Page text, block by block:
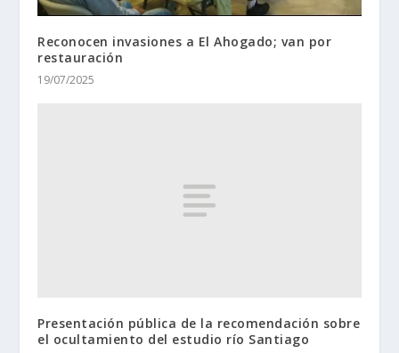
Reconocen invasiones a El Ahogado; van por
restauración
19/07/2025
Presentación pública de la recomendación sobre
el ocultamiento del estudio río Santiago